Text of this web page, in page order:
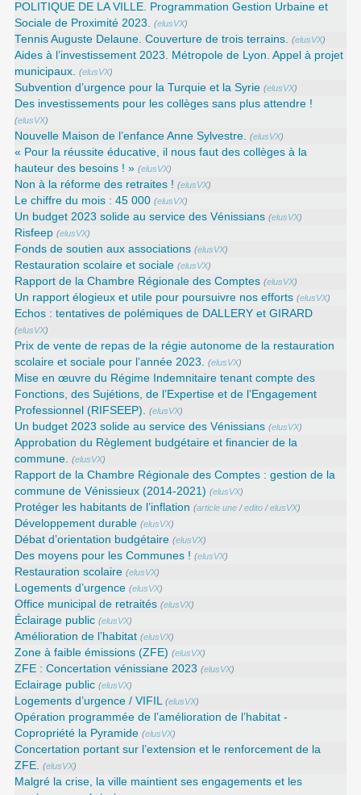
POLITIQUE DE LA VILLE. Programmation Gestion Urbaine et
Sociale de Proximité 2023. (elusVX)
Tennis Auguste Delaune. Couverture de trois terrains. (elusVX)
Aides à l’investissement 2023. Métropole de Lyon. Appel à projet
municipaux. (elusVX)
Subvention d’urgence pour la Turquie et la Syrie (elusVX)
Des investissements pour les collèges sans plus attendre !
(elusVX)
Nouvelle Maison de l’enfance Anne Sylvestre. (elusVX)
« Pour la réussite éducative, il nous faut des collèges à la
hauteur des besoins ! » (elusVX)
Non à la réforme des retraites ! (elusVX)
Le chiffre du mois : 45 000 (elusVX)
Un budget 2023 solide au service des Vénissians (elusVX)
Risfeep (elusVX)
Fonds de soutien aux associations (elusVX)
Restauration scolaire et sociale (elusVX)
Rapport de la Chambre Régionale des Comptes (elusVX)
Un rapport élogieux et utile pour poursuivre nos efforts (elusVX)
Echos : tentatives de polémiques de DALLERY et GIRARD
(elusVX)
Prix de vente de repas de la régie autonome de la restauration
scolaire et sociale pour l’année 2023. (elusVX)
Mise en œuvre du Régime Indemnitaire tenant compte des
Fonctions, des Sujétions, de l’Expertise et de l’Engagement
Professionnel (RIFSEEP). (elusVX)
Un budget 2023 solide au service des Vénissians (elusVX)
Approbation du Règlement budgétaire et financier de la
commune. (elusVX)
Rapport de la Chambre Régionale des Comptes : gestion de la
commune de Vénissieux (2014-2021) (elusVX)
Protéger les habitants de l’inflation (article une /edito /elusVX)
Développement durable (elusVX)
Débat d’orientation budgétaire (elusVX)
Des moyens pour les Communes ! (elusVX)
Restauration scolaire (elusVX)
Logements d’urgence (elusVX)
Office municipal de retraités (elusVX)
Éclairage public (elusVX)
Amélioration de l’habitat (elusVX)
Zone à faible émissions (ZFE) (elusVX)
ZFE : Concertation vénissiane 2023 (elusVX)
Eclairage public (elusVX)
Logements d’urgence / VIFIL (elusVX)
Opération programmée de l’amélioration de l’habitat -
Copropriété la Pyramide (elusVX)
Concertation portant sur l’extension et le renforcement de la
ZFE. (elusVX)
Malgré la crise, la ville maintient ses engagements et les